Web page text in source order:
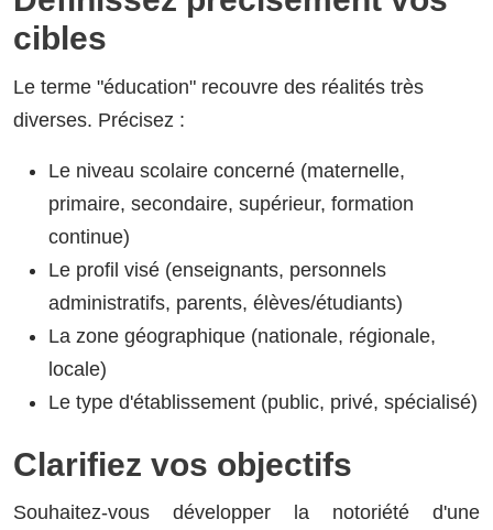
cibles
Le terme "éducation" recouvre des réalités très
diverses. Précisez :
Le niveau scolaire concerné (maternelle,
primaire, secondaire, supérieur, formation
continue)
Le profil visé (enseignants, personnels
administratifs, parents, élèves/étudiants)
La zone géographique (nationale, régionale,
locale)
Le type d'établissement (public, privé, spécialisé)
Clarifiez vos objectifs
Souhaitez-vous développer la notoriété d'une